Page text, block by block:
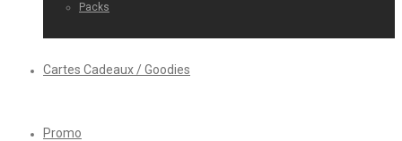
Packs
Cartes Cadeaux / Goodies
Promo